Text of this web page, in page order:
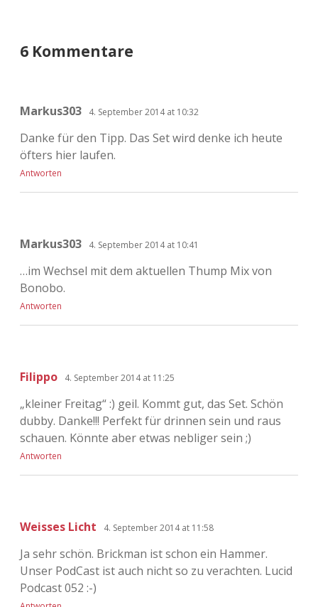
6 Kommentare
Markus303 4. September 2014 at 10:32
Danke für den Tipp. Das Set wird denke ich heute
öfters hier laufen.
Antworten
Markus303 4. September 2014 at 10:41
…im Wechsel mit dem aktuellen Thump Mix von
Bonobo.
Antworten
Filippo 4. September 2014 at 11:25
„kleiner Freitag“ :) geil. Kommt gut, das Set. Schön
dubby. Danke!!! Perfekt für drinnen sein und raus
schauen. Könnte aber etwas nebliger sein ;)
Antworten
Weisses Licht 4. September 2014 at 11:58
Ja sehr schön. Brickman ist schon ein Hammer.
Unser PodCast ist auch nicht so zu verachten. Lucid
Podcast 052 :-)